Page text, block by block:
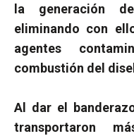
la generación
eliminando con
agentes
combustión del
Al dar el
transportaron